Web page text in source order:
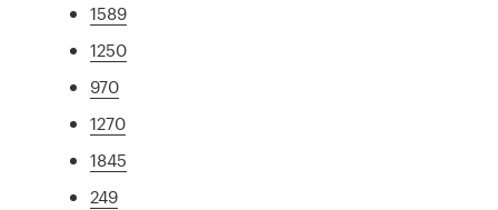
1589
1250
970
1270
1845
249